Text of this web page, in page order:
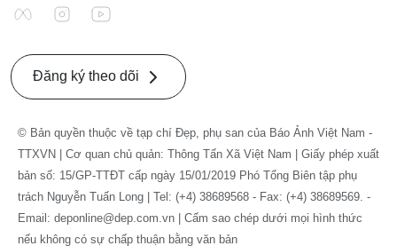
Đăng ký theo dõi
© Bản quyền thuộc về tạp chí Đẹp, phụ san của Báo Ảnh Việt Nam -
TTXVN | Cơ quan chủ quản: Thông Tấn Xã Việt Nam | Giấy phép xuất
bản số: 15/GP-TTĐT cấp ngày 15/01/2019 Phó Tổng Biên tập phụ
trách Nguyễn Tuấn Long | Tel: (+4) 38689568 - Fax: (+4) 38689569. -
Email: deponline@dep.com.vn | Cấm sao chép dưới mọi hình thức
nếu không có sự chấp thuận bằng văn bản